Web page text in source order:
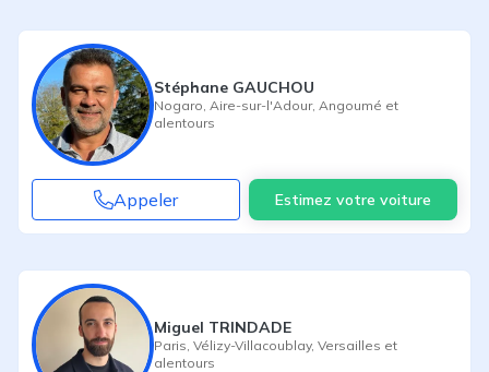
Stéphane GAUCHOU
Nogaro Aire-sur-l'Adour, Angoumé et
alentours
Appeler Estimez votre voiture
Miguel TRINDADE
Paris Vélizy-Villacoublay, Versailles et
alentours